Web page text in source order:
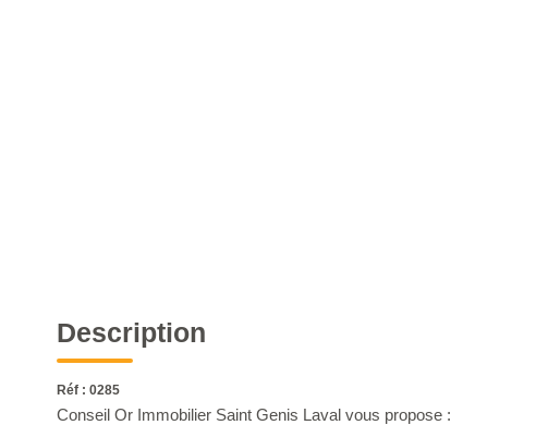
Description
Réf : 0285
Conseil Or Immobilier Saint Genis Laval vous propose :